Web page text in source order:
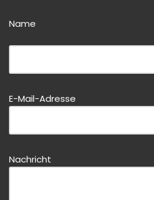
Name
Bitte dieses Feld leer lassen!
Bitte dieses Feld leer lassen!
E-Mail-Adresse
Nachricht